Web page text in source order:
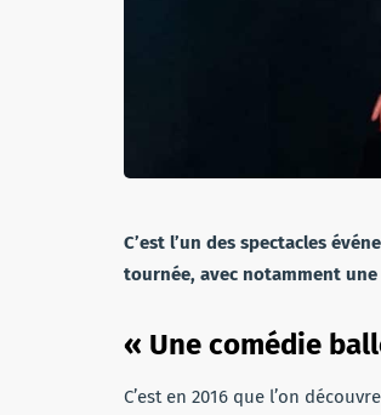
C’est l’un des spectacles
tournée, avec notamment
« Une comédie
C’est en 2016 que l’on